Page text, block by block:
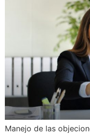
Manejo de las